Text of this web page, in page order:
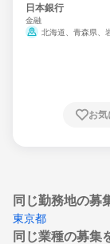
日本銀行
金融
北海道、青森県、
崎県、熊本県、大分県
お気
同じ勤務地の募
東京都
同じ業種の募集